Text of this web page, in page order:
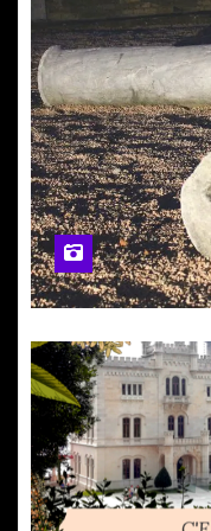
SPECIALE UDINESE
presenta